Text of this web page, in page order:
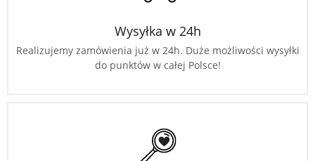
Wysyłka w 24h
Realizujemy zamówienia już w 24h. Duże możliwości wysyłki
do punktów w całej Polsce!